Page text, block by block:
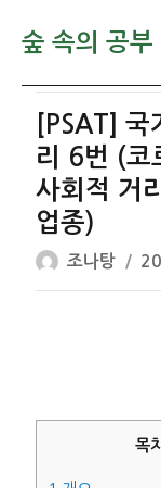
숲 속의 공부
[PSAT]
리 6번 (코
사회적 거
업종)
글
쓴
조나탕
작
성
목